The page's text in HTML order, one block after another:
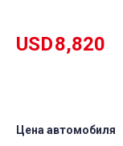
USD8,820
Цена автомобиля